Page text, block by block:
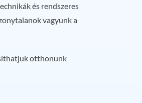
és rendszeres
vagyunk a
otthonunk